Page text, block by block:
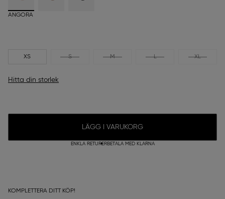
ANGORA
XS S M L XL
Hitta din storlek
LÄGG I VARUKORG
ENKLA RETURERBETALA MED KLARNA
KOMPLETTERA DITT KÖP!